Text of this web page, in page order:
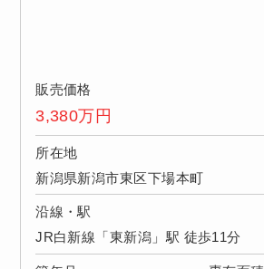
販売価格
3,380万円
所在地
新潟県新潟市東区下場本町
沿線・駅
JR白新線「東新潟」駅 徒歩11分